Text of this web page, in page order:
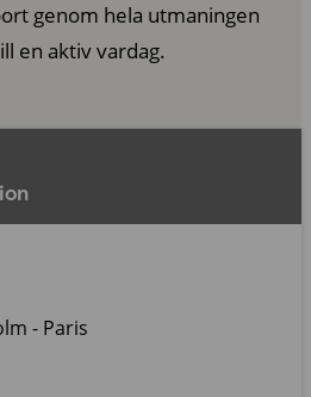
genom hela utmaningen
en aktiv vardag.
- Paris